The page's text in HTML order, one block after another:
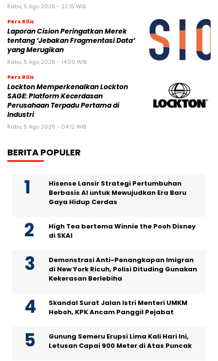
Rabu, 5 Agu 2026 - 22:15 WIB
Pers Rilis
Laporan Cision Peringatkan Merek
tentang ‘Jebakan Fragmentasi Data’
yang Merugikan
Rabu, 5 Agu 2026 - 14:00 WIB
Pers Rilis
Lockton Memperkenalkan Lockton
SAGE: Platform Kecerdasan
Perusahaan Terpadu Pertama di
Industri
Rabu, 5 Agu 2026 - 04:12 WIB
BERITA POPULER
Hisense Lansir Strategi Pertumbuhan
Berbasis AI untuk Mewujudkan Era Baru
Gaya Hidup Cerdas
High Tea bertema Winnie the Pooh Disney
di SKAI
Demonstrasi Anti-Penangkapan Imigran
di New York Ricuh, Polisi Dituding Gunakan
Kekerasan Berlebiha
Skandal Surat Jalan Istri Menteri UMKM
Heboh, KPK Ancam Panggil Pejabat
Gunung Semeru Erupsi Lima Kali Hari Ini,
Letusan Capai 900 Meter di Atas Puncak